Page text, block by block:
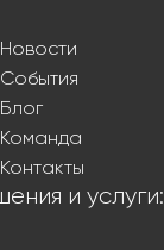
Новости
События
Блог
Команда
Контакты
и услуги: